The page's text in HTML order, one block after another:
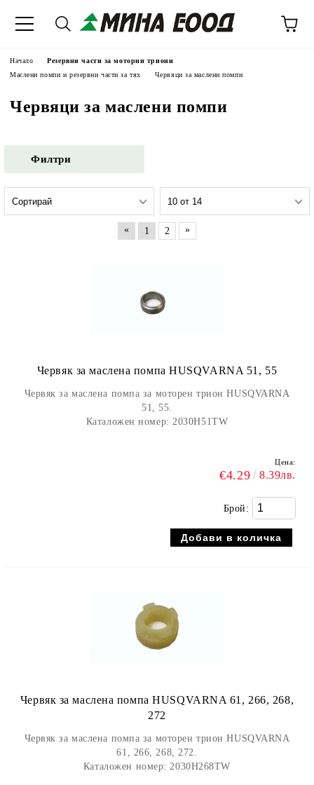
Начало
Резервни части за моторни триони
Маслени помпи и резервни части за тях
Червяци за маслени помпи
Червяци за маслени помпи
Филтри
« 1 2 »
Червяк за маслена помпа HUSQVARNA 51, 55
Червяк за маслена помпа за моторен трион HUSQVARNA
51, 55.
Каталожен номер: 2030H51TW
Цена:
€4.29 8.39лв.
Брой:
Червяк за маслена помпа HUSQVARNA 61, 266, 268,
272
Червяк за маслена помпа за моторен трион HUSQVARNA
61, 266, 268, 272.
Каталожен номер: 2030H268TW